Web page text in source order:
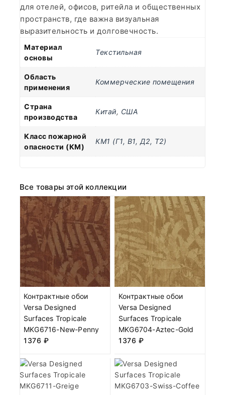
для отелей, офисов, ритейла и общественных
пространств, где важна визуальная
выразительность и долговечность.
Материал
основы
Текстильная
Область
применения
Коммерческие помещения
Страна
производства
Китай, США
Класс пожарной
опасности (КМ)
КМ1 (Г1, В1, Д2, Т2)
Все товары этой коллекции
Контрактные обои
Versa Designed
Surfaces Tropicale
MKG6716-New-Penny
1376 ₽
Контрактные обои
Versa Designed
Surfaces Tropicale
MKG6704-Aztec-Gold
1376 ₽